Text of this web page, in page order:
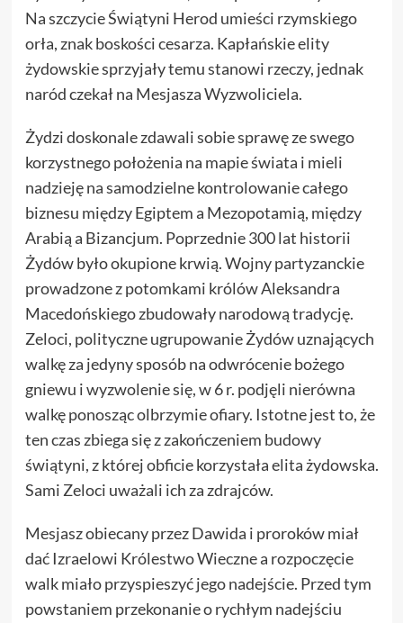
Na szczycie Świątyni Herod umieści rzymskiego
orła, znak boskości cesarza. Kapłańskie elity
żydowskie sprzyjały temu stanowi rzeczy, jednak
naród czekał na Mesjasza Wyzwoliciela.
Żydzi doskonale zdawali sobie sprawę ze swego
korzystnego położenia na mapie świata i mieli
nadzieję na samodzielne kontrolowanie całego
biznesu między Egiptem a Mezopotamią, między
Arabią a Bizancjum. Poprzednie 300 lat historii
Żydów było okupione krwią. Wojny partyzanckie
prowadzone z potomkami królów Aleksandra
Macedońskiego zbudowały narodową tradycję.
Zeloci, polityczne ugrupowanie Żydów uznających
walkę za jedyny sposób na odwrócenie bożego
gniewu i wyzwolenie się, w 6 r. podjęli nierówna
walkę ponosząc olbrzymie ofiary. Istotne jest to, że
ten czas zbiega się z zakończeniem budowy
świątyni, z której obficie korzystała elita żydowska.
Sami Zeloci uważali ich za zdrajców.
Mesjasz obiecany przez Dawida i proroków miał
dać Izraelowi Królestwo Wieczne a rozpoczęcie
walk miało przyspieszyć jego nadejście. Przed tym
powstaniem przekonanie o rychłym nadejściu